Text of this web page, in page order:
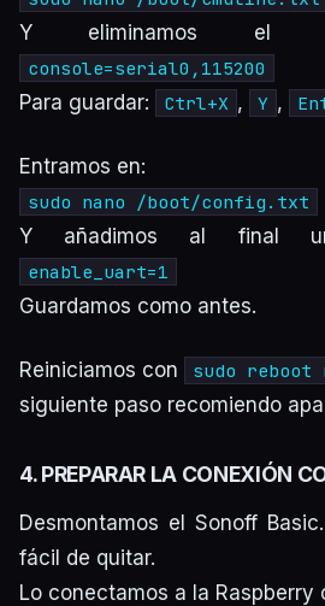
Y eliminamos el
console=serial0,115200
Para guardar: Ctrl+X , Y ,
Entramos en:
sudo nano /boot/config.txt
Y añadimos al final
enable_uart=1
Guardamos como antes.
Reiniciamos con sudo reboot
siguiente paso recomiendo
4. PREPARAR LA CONEXIÓN
Desmontamos el Sonoff
fácil de quitar.
Lo conectamos a la Raspberry